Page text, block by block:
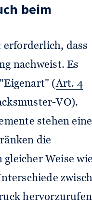
beim
erforderlich, dass
nachweist. Es
(Art. 4
VO).
stehen
die
Weise wie
hervorzurufen